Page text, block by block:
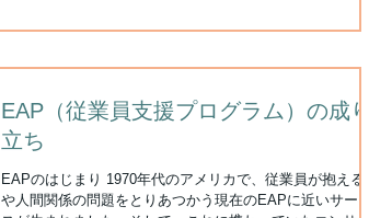
EAP（従業員支援プログラム）の成り
立ち
EAPのはじまり 1970年代のアメリカで、従業員が抱える心
や人間関係の問題をとりあつかう現在のEAPに近いサービ